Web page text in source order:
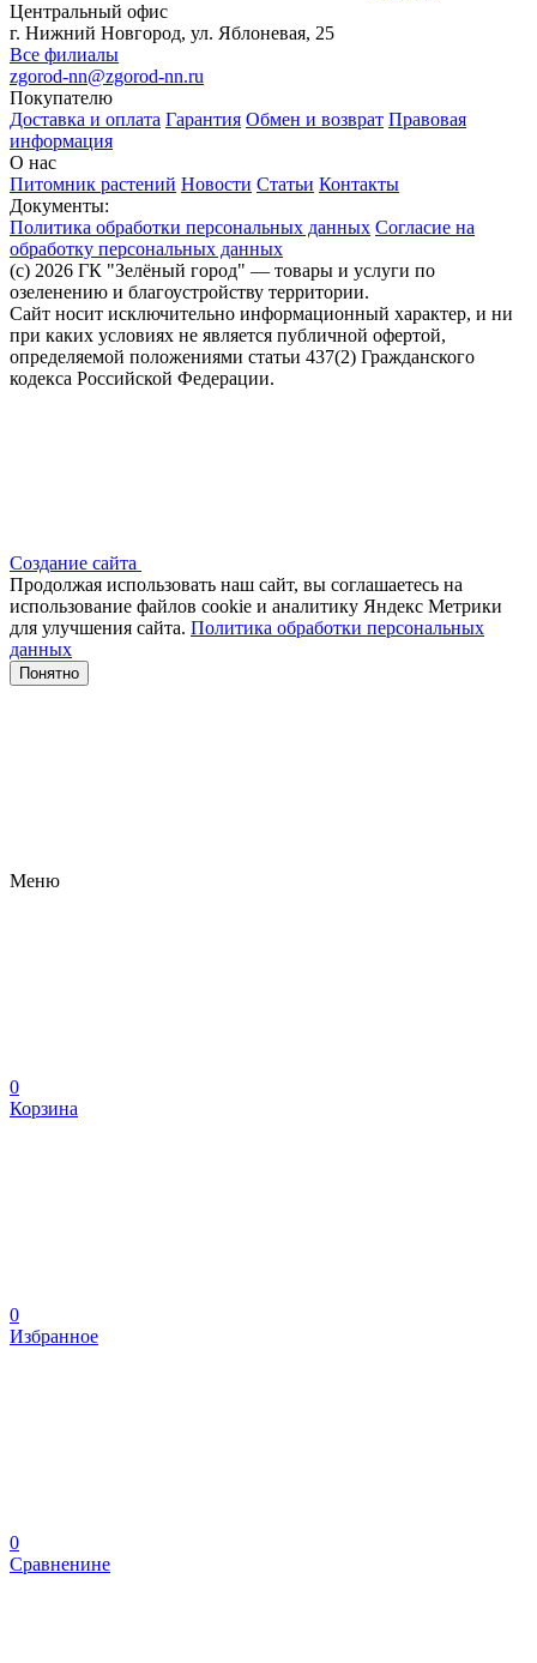
Центральный офис
г. Нижний Новгород, ул. Яблоневая, 25
Все филиалы
zgorod-nn@zgorod-nn.ru
Покупателю
Доставка и оплата Гарантия Обмен и возврат Правовая
информация
О нас
Питомник растений Новости Статьи Контакты
Документы:
Политика обработки персональных данных Согласие на
обработку персональных данных
(c) 2026 ГК "Зелёный город" — товары и услуги по
озеленению и благоустройству территории.
Сайт носит исключительно информационный характер, и ни
при каких условиях не является публичной офертой,
определяемой положениями статьи 437(2) Гражданского
кодекса Российской Федерации.
Создание сайта
Продолжая использовать наш сайт, вы соглашаетесь на
использование файлов сооkіе и аналитику Яндекс Метрики
для улучшения сайта. Политика обработки персональных
данных
Понятно
Меню
0
Корзина
0
Избранное
0
Сравненине